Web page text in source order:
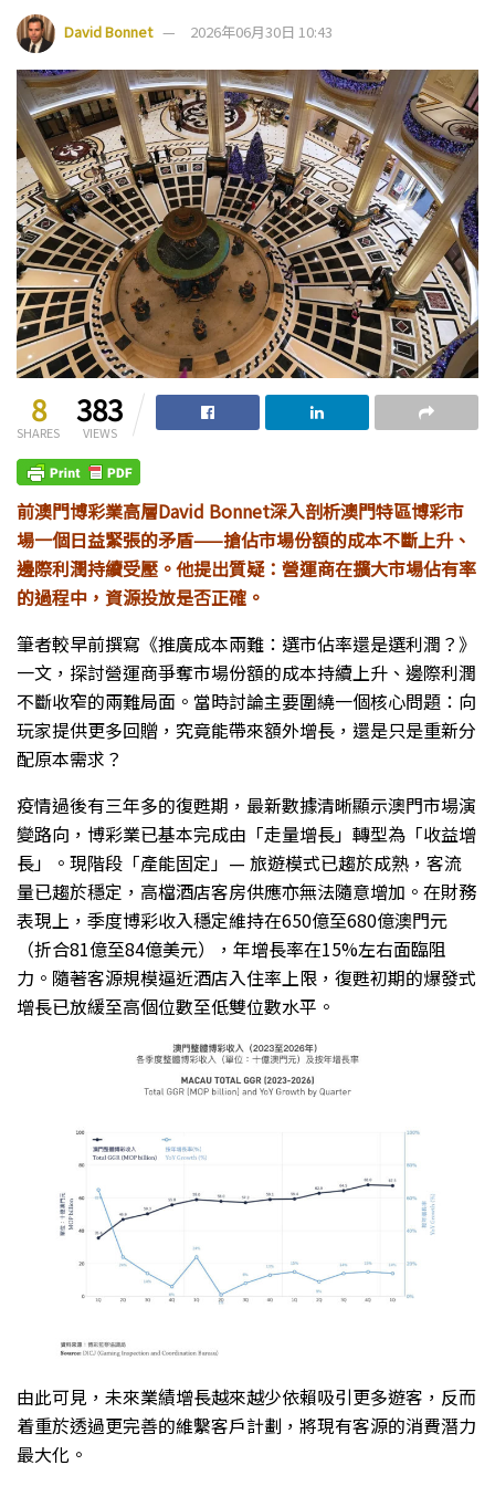
David Bonnet 2026年06月30日 10:43
8
SHARES
383
VIEWS
前澳門博彩業高層David Bonnet深入剖析澳門特區博彩市
場一個日益緊張的矛盾——搶佔市場份額的成本不斷上升、
邊際利潤持續受壓。他提出質疑：營運商在擴大市場佔有率
的過程中，資源投放是否正確。
筆者較早前撰寫《推廣成本兩難：選市佔率還是選利潤？》
一文，探討營運商爭奪市場份額的成本持續上升、邊際利潤
不斷收窄的兩難局面。當時討論主要圍繞一個核心問題：向
玩家提供更多回贈，究竟能帶來額外增長，還是只是重新分
配原本需求？
疫情過後有三年多的復甦期，最新數據清晰顯示澳門市場演
變路向，博彩業已基本完成由「走量增長」轉型為「收益增
長」。現階段「產能固定」— 旅遊模式已趨於成熟，客流
量已趨於穩定，高檔酒店客房供應亦無法隨意增加。在財務
表現上，季度博彩收入穩定維持在650億至680億澳門元
（折合81億至84億美元），年增長率在15%左右面臨阻
力。隨著客源規模逼近酒店入住率上限，復甦初期的爆發式
增長已放緩至高個位數至低雙位數水平。
由此可見，未來業績增長越來越少依賴吸引更多遊客，反而
着重於透過更完善的維繫客戶計劃，將現有客源的消費潛力
最大化。